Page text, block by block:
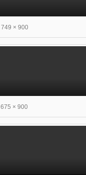
749 × 900
675 × 900